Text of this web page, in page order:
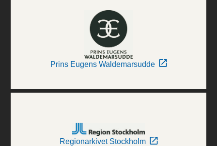
Prins Eugens Waldemarsudde
Regionarkivet Stockholm